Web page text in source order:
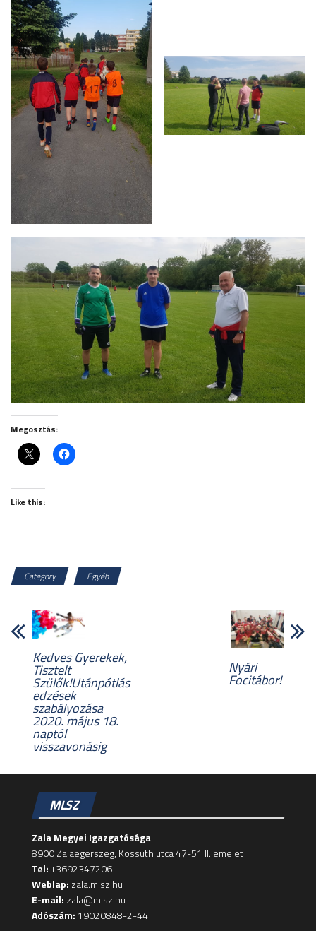
Megosztás:
Like this:
Category Egyéb
Kedves Gyerekek,
Tisztelt
Szülők!Utánpótlás
edzések
szabályozása
2020. május 18.
naptól
visszavonásig
Nyári
Focitábor!
MLSZ
Zala Megyei Igazgatósága
8900 Zalaegerszeg, Kossuth utca 47-51 II. emelet
Tel:+3692347206
Weblap: zala.mlsz.hu
E-mail: zala@mlsz.hu
Adószám: 19020848-2-44